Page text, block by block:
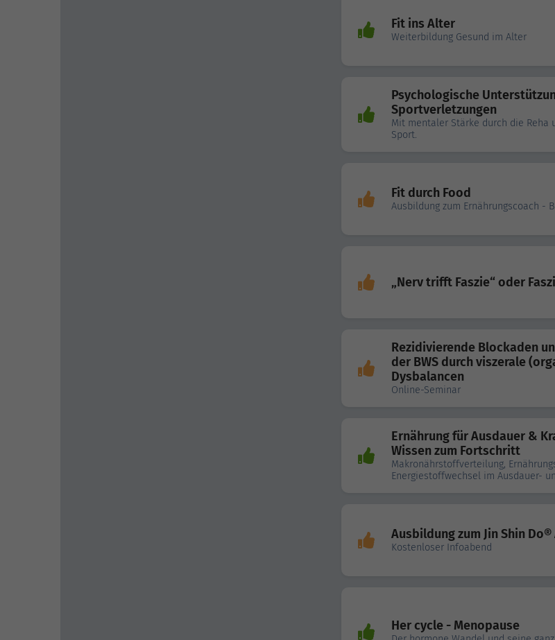
Fit ins Alter
Weiterbildung Gesund im Alter
Psychologische
Sportverletzungen
Mit mentaler Stärke durch die Reha
Sport.
Fit durch Food
Ausbildung zum Ernährungscoach -
„Nerv trifft Faszie“ oder
Rezidivierende Blockaden
der BWS durch viszerale
Dysbalancen
Online-Seminar
Ernährung für Ausdauer &
Wissen zum Fortschritt
Makronährstoffverteilung,
Energiestoffwechsel im Ausdauer-
Ausbildung zum Jin Shin
Kostenloser Infoabend
Her cycle - Menopause